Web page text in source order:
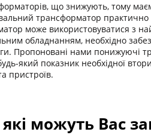
що знижують, тому
трансформатор практично
може використовуватися з
обладнанням, необхідно
Пропоновані нами понижуючі
який показник необхідної
пристроїв.
можуть Вас